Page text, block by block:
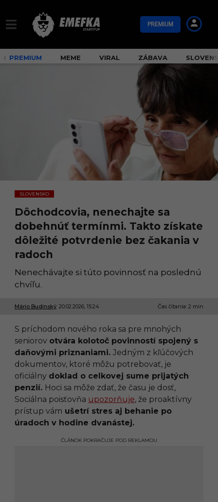
PREMIUM
PREMIUM MEME VIRAL ZÁBAVA
SLOVENSKO
Dôchodcovia, nenechajte sa
dobehnúť termínmi. Takto získate
dôležité potvrdenie bez čakania v
radoch
Nenechávajte si túto povinnosť na poslednú
chvíľu.
Mário Budinský 20.02.2026, 15:24
2
0
2
.
2
0
2
6
,
1
5
:
2
4
Čas čítania: 2 min
S príchodom nového roka sa pre mnohých
seniorov otvára kolotoč povinností spojený s
daňovými priznaniami. Jedným z kľúčových
dokumentov, ktoré môžu potrebovať, je
oficiálny doklad o celkovej sume prijatých
penzií. Hoci sa môže zdať, že času je dosť,
Sociálna poisťovňa upozorňuje, že proaktívny
prístup vám ušetrí stres aj behanie po
úradoch v hodine dvanástej.
ČLÁNOK POKRAČUJE POD REKLAMOU